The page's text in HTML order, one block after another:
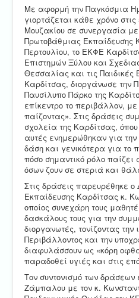
Με αφορμή την Παγκόσμια
γιορτάζεται κάθε χρόνο
Μουζακίου σε συνεργασία με
Πρωτοβάθμιας Εκπαίδευσης
Περτουλίου, το ΕΚΦΕ
Επιστημών Ξύλου και
Θεσσαλίας και τις Παιδικές
Καρδίτσας, διοργάνωσε την
Παυσίλυπο Πάρκο της
επίκεντρο το περιβάλλον,
παίζοντας». Στις δράσεις
σχολεία της Καρδίτσας,
αυτές ενημερώθηκαν για
δάση και γενικότερα για το
πόσο σημαντικό ρόλο παίζει
όσων ζουν σε στεριά και
Στις δράσεις παρευρέθηκε ο
Εκπαίδευσης Καρδίτσας κ.
οποίος συνεχάρη τους
δασκάλους τους για την
διοργανωτές, τονίζοντας την
Περιβάλλοντος και την
διαφυλάσσουν ως «κόρη
παραδοθεί υγιές και στις
Τον συντονισμό των δράσεων
Ζάμπαλου με τον κ.